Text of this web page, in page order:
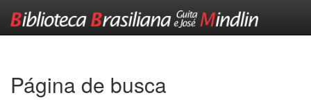
Página de busca